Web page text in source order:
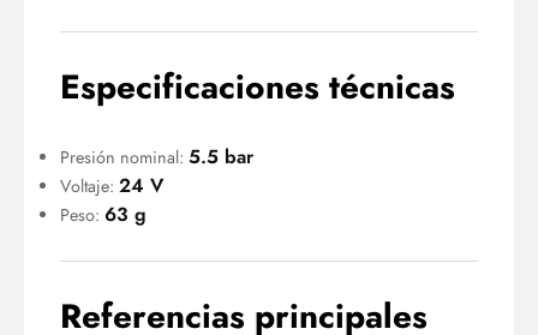
Especificaciones técnicas
Presión nominal: 5.5 bar
Voltaje: 24 V
Peso: 63 g
Referencias principales